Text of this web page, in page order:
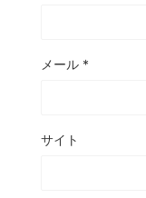
メール *
サイト